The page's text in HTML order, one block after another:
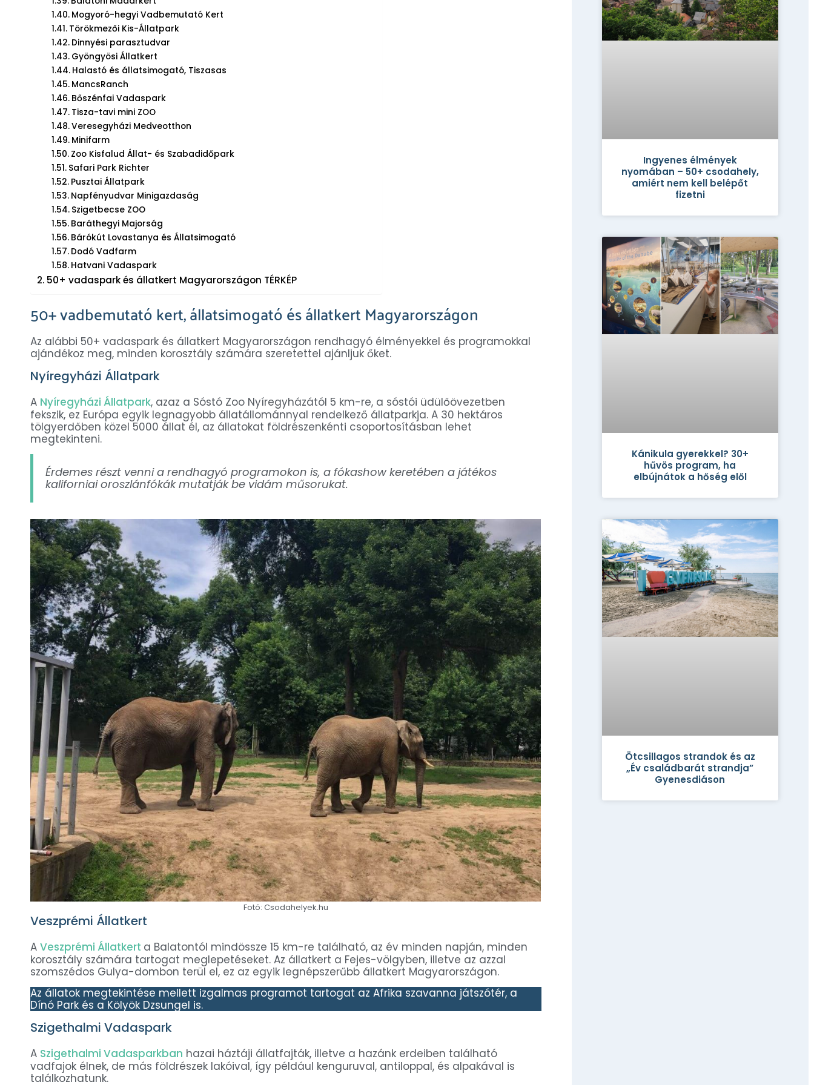
Mogyoró-hegyi Vadbemutató Kert
Törökmezői Kis-Állatpark
Dinnyési parasztudvar
Gyöngyösi Állatkert
Halastó és állatsimogató, Tiszasas
MancsRanch
Bőszénfai Vadaspark
Tisza-tavi mini ZOO
Veresegyházi Medveotthon
Minifarm
Zoo Kisfalud Állat- és Szabadidőpark
Safari Park Richter
Pusztai Állatpark
Napfényudvar Minigazdaság
Szigetbecse ZOO
Baráthegyi Majorság
Bárókút Lovastanya és Állatsimogató
Dodó Vadfarm
Hatvani Vadaspark
50+ vadaspark és állatkert Magyarországon TÉRKÉP
50+ vadbemutató kert, állatsimogató és állatkert Magyarországon
Az alábbi 50+ vadaspark és állatkert Magyarországon rendhagyó élményekkel és programokkal
ajándékoz meg, minden korosztály számára szeretettel ajánljuk őket.
Nyíregyházi Állatpark
A Nyíregyházi Állatpark, azaz a Sóstó Zoo Nyíregyházától 5 km-re, a sóstói üdülőövezetben
fekszik, ez Európa egyik legnagyobb állatállománnyal rendelkező állatparkja. A 30 hektáros
tölgyerdőben közel 5000 állat él, az állatokat földrészenkénti csoportosításban lehet
megtekinteni.
Érdemes részt venni a rendhagyó programokon is, a fókashow keretében a játékos
kaliforniai oroszlánfókák mutatják be vidám műsorukat.
Fotó: Csodahelyek.hu
Veszprémi Állatkert
A Veszprémi Állatkert a Balatontól mindössze 15 km-re található, az év minden napján, minden
korosztály számára tartogat meglepetéseket. Az állatkert a Fejes-völgyben, illetve az azzal
szomszédos Gulya-dombon terül el, ez az egyik legnépszerűbb állatkert Magyarországon.
Az állatok megtekintése mellett izgalmas programot tartogat az Afrika szavanna játszótér, a
Dínó Park és a Kölyök Dzsungel is.
Szigethalmi Vadaspark
A Szigethalmi Vadasparkban hazai háztáji állatfajták, illetve a hazánk erdeiben található
vadfajok élnek, de más földrészek lakóival, így például kenguruval, antiloppal, és alpakával is
találkozhatunk.
Ingyenes élmények
nyomában – 50+ csodahely,
amiért nem kell belépőt
fizetni
Kánikula gyerekkel? 30+
hűvös program, ha
elbújnátok a hőség elől
Ötcsillagos strandok és az
„Év családbarát strandja”
Gyenesdiáson